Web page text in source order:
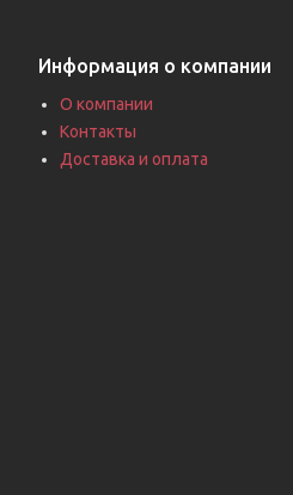
Информация о компании
О компании
Контакты
Доставка и оплата